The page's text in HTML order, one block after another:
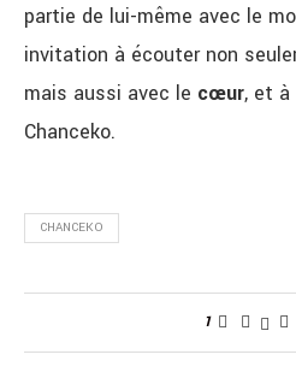
partie de lui-même avec le
invitation à écouter non
mais aussi avec le cœur, et à
Chanceko.
CHANCEKO
1